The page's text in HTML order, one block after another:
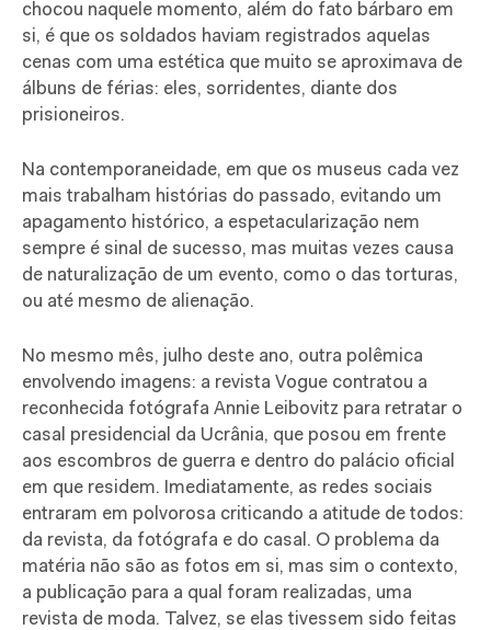
chocou naquele momento, além do fato bárbaro em
si, é que os soldados haviam registrados aquelas
cenas com uma estética que muito se aproximava de
álbuns de férias: eles, sorridentes, diante dos
prisioneiros.
Na contemporaneidade, em que os museus cada vez
mais trabalham histórias do passado, evitando um
apagamento histórico, a espetacularização nem
sempre é sinal de sucesso, mas muitas vezes causa
de naturalização de um evento, como o das torturas,
ou até mesmo de alienação.
No mesmo mês, julho deste ano, outra polêmica
envolvendo imagens: a revista Vogue contratou a
reconhecida fotógrafa Annie Leibovitz para retratar o
casal presidencial da Ucrânia, que posou em frente
aos escombros de guerra e dentro do palácio oficial
em que residem. Imediatamente, as redes sociais
entraram em polvorosa criticando a atitude de todos:
da revista, da fotógrafa e do casal. O problema da
matéria não são as fotos em si, mas sim o contexto,
a publicação para a qual foram realizadas, uma
revista de moda. Talvez, se elas tivessem sido feitas